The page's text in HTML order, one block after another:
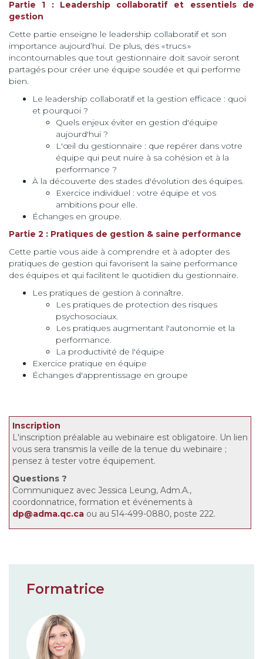
Partie 1 : Leadership collaboratif et essentiels de
gestion
Cette partie enseigne le leadership collaboratif et son
importance aujourd’hui. De plus, des « trucs »
incontournables que tout gestionnaire doit savoir seront
partagés pour créer une équipe soudée et qui performe
bien.
Le leadership collaboratif et la gestion efficace : quoi
et pourquoi ?
Quels enjeux éviter en gestion d'équipe
aujourd'hui ?
L'œil du gestionnaire : que repérer dans votre
équipe qui peut nuire à sa cohésion et à la
performance ?
À la découverte des stades d'évolution des équipes.
Exercice individuel : votre équipe et vos
ambitions pour elle.
Échanges en groupe.
Partie 2 : Pratiques de gestion & saine performance
Cette partie vous aide à comprendre et à adopter des
pratiques de gestion qui favorisent la saine performance
des équipes et qui facilitent le quotidien du gestionnaire.
Les pratiques de gestion à connaître.
Les pratiques de protection des risques
psychosociaux.
Les pratiques augmentant l'autonomie et la
performance.
La productivité de l'équipe
Exercice pratique en équipe
Échanges d'apprentissage en groupe
Inscription
L'inscription préalable au webinaire est obligatoire. Un lien
vous sera transmis la veille de la tenue du webinaire ;
pensez à tester votre équipement.
Questions ?
Communiquez avec Jessica Leung, Adm.A.,
coordonnatrice, formation et événements à
dp@adma.qc.ca ou au 514-499-0880, poste 222.
Formatrice